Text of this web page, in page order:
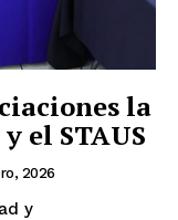
la
el STAUS
2026
y